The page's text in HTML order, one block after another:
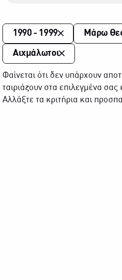
1990 - 1999 Μάρω
Αιχμάλωτοι
Φαίνεται ότι δεν υπάρχουν
ταιριάζουν στα επιλεγμένα σας
Αλλάξτε τα κριτήρια και